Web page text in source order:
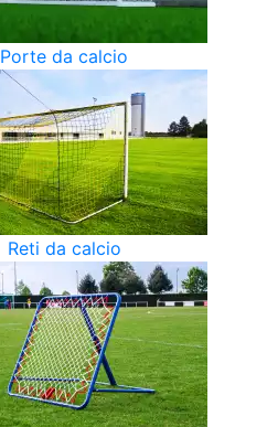
Porte da calcio
Reti da calcio